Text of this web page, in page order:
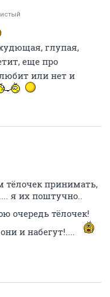
глупая,
еще про
или нет и
тёлочек принимать,
я их поштучно..
очередь тёлочек!
и набегут!....